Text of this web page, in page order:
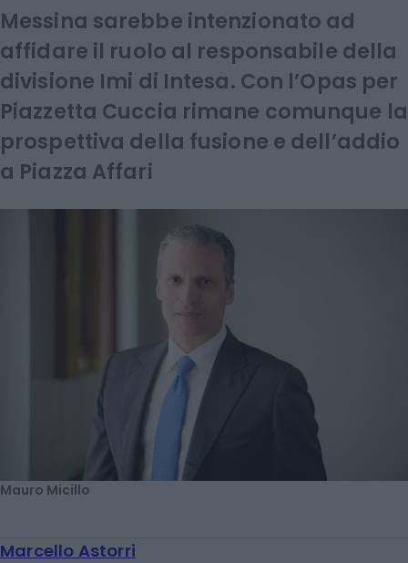
Messina sarebbe intenzionato ad
affidare il ruolo al responsabile della
divisione Imi di Intesa. Con l’Opas per
Piazzetta Cuccia rimane comunque la
prospettiva della fusione e dell’addio
a Piazza Affari
Mauro Micillo
Marcello Astorri